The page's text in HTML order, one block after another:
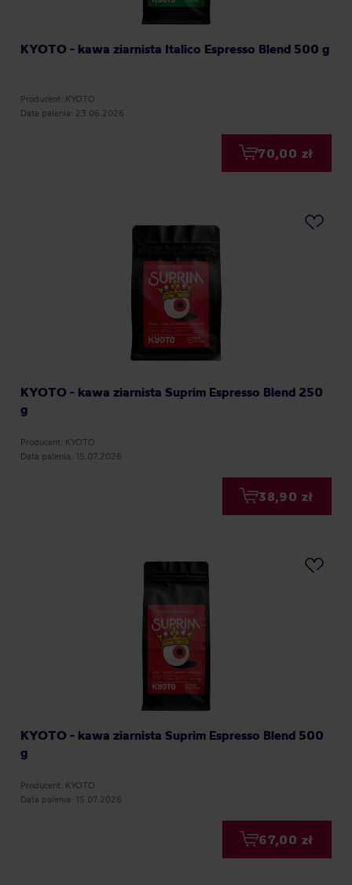
KYOTO - kawa ziarnista Italico Espresso Blend 500 g
Producent: KYOTO
Data palenia: 23.06.2026
70,00 zł
KYOTO - kawa ziarnista Suprim Espresso Blend 250
g
Producent: KYOTO
Data palenia: 15.07.2026
38,90 zł
KYOTO - kawa ziarnista Suprim Espresso Blend 500
g
Producent: KYOTO
Data palenia: 15.07.2026
67,00 zł